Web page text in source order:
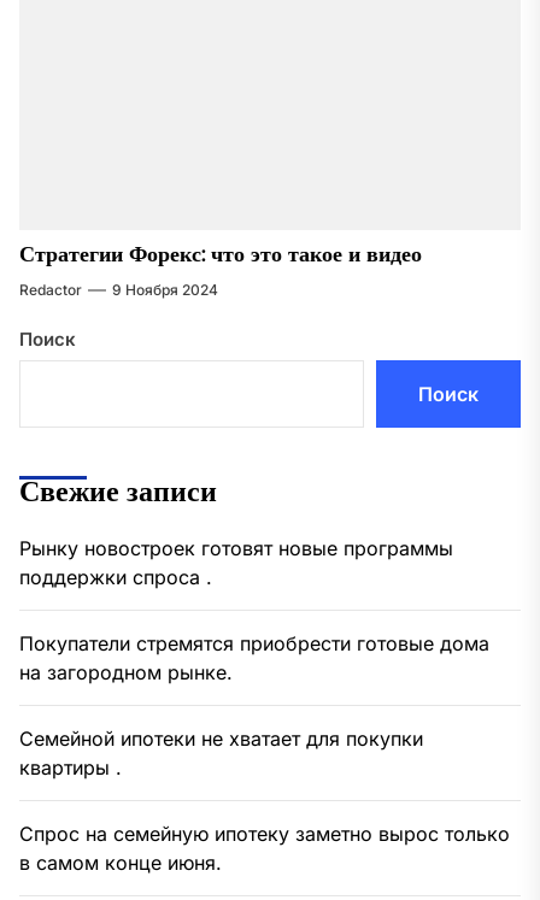
Стратегии Форекс: что это такое и видео
Redactor 9 Ноября 2024
Поиск
Поиск
Свежие записи
Рынку новостроек готовят новые программы
поддержки спроса .
Покупатели стремятся приобрести готовые дома
на загородном рынке.
Семейной ипотеки не хватает для покупки
квартиры .
Спрос на семейную ипотеку заметно вырос только
в самом конце июня.